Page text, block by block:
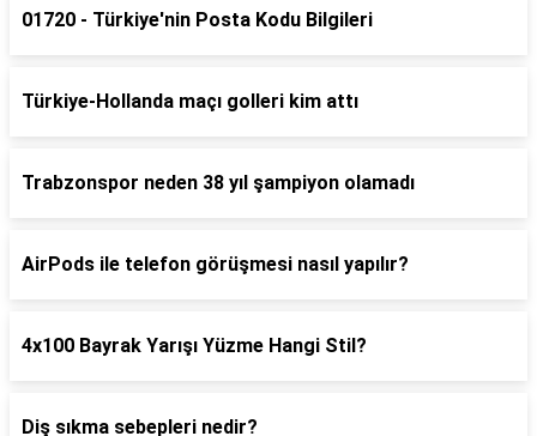
01720 - Türkiye'nin Posta Kodu Bilgileri
Türkiye-Hollanda maçı golleri kim attı
Trabzonspor neden 38 yıl şampiyon olamadı
AirPods ile telefon görüşmesi nasıl yapılır?
4x100 Bayrak Yarışı Yüzme Hangi Stil?
Diş sıkma sebepleri nedir?